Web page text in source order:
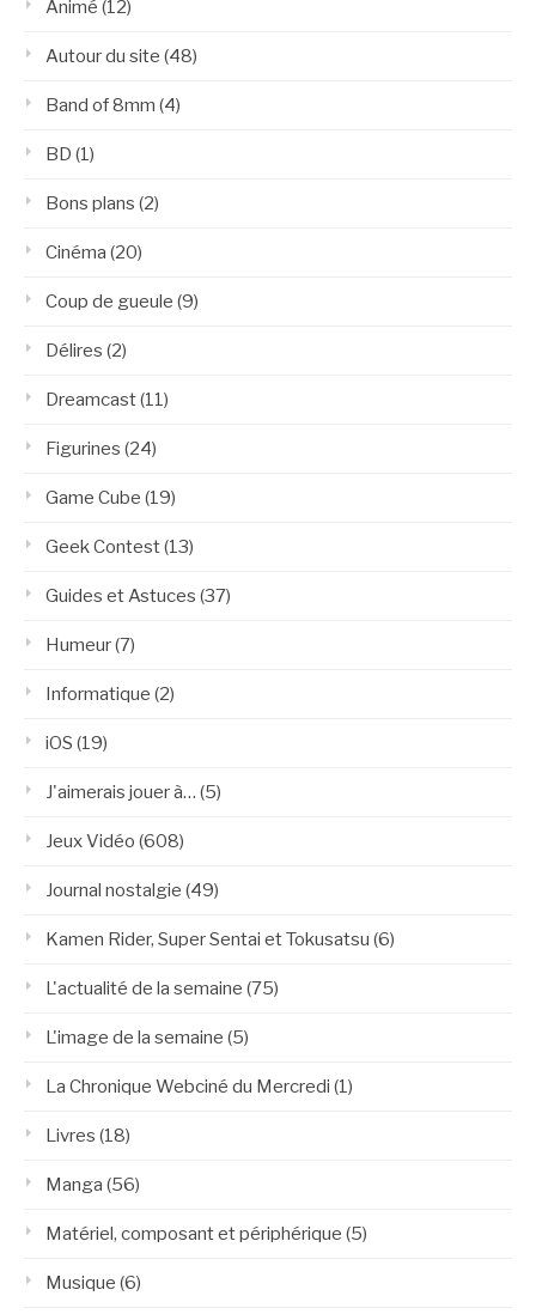
Animé (12)
Autour du site (48)
Band of 8mm (4)
BD (1)
Bons plans (2)
Cinéma (20)
Coup de gueule (9)
Délires (2)
Dreamcast(11)
Figurines (24)
Game Cube (19)
Geek Contest(13)
Guides et Astuces (37)
Humeur(7)
Informatique (2)
iOS (19)
J'aimerais jouer à… (5)
Jeux Vidéo (608)
Journal nostalgie (49)
Kamen Rider, Super Sentai et Tokusatsu (6)
L'actualité de la semaine (75)
L'image de la semaine (5)
La Chronique Webciné du Mercredi (1)
Livres (18)
Manga (56)
Matériel, composant et périphérique (5)
Musique (6)